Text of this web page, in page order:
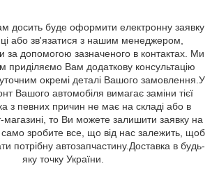
досить буде оформити електронну заявку
або зв'язатися з нашим менеджером,
за допомогою зазначеного в контактах. Ми
приділяємо Вам додаткову консультацію
окремі деталі Вашого замовлення.У
Вашого автомобіля вимагає заміни тієї
з певних причин не має на складі або в
магазині, то Ви можете залишити заявку на
само зробите все, що від нас залежить, щоб
потрібну автозапчастину.Доставка в будь-
яку точку України.